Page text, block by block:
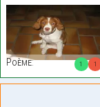
1 1
Poème: